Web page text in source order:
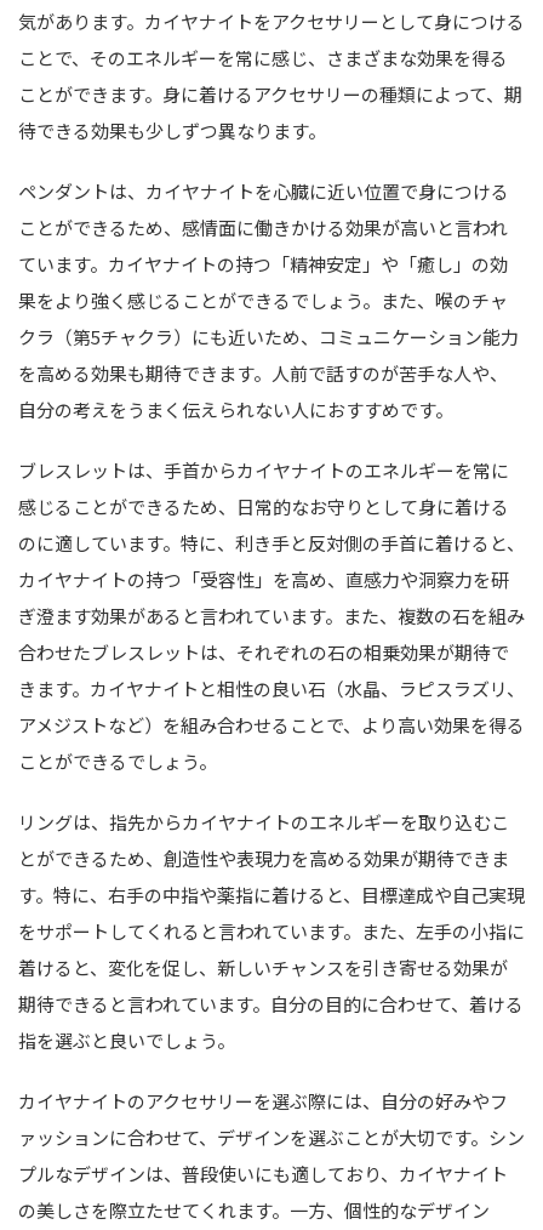
気があります。カイヤナイトをアクセサリーとして身につける
ことで、そのエネルギーを常に感じ、さまざまな効果を得る
ことができます。身に着けるアクセサリーの種類によって、期
待できる効果も少しずつ異なります。
ペンダントは、カイヤナイトを心臓に近い位置で身につける
ことができるため、感情面に働きかける効果が高いと言われ
ています。カイヤナイトの持つ「精神安定」や「癒し」の効
果をより強く感じることができるでしょう。また、喉のチャ
クラ（第5チャクラ）にも近いため、コミュニケーション能力
を高める効果も期待できます。人前で話すのが苦手な人や、
自分の考えをうまく伝えられない人におすすめです。
ブレスレットは、手首からカイヤナイトのエネルギーを常に
感じることができるため、日常的なお守りとして身に着ける
のに適しています。特に、利き手と反対側の手首に着けると、
カイヤナイトの持つ「受容性」を高め、直感力や洞察力を研
ぎ澄ます効果があると言われています。また、複数の石を組み
合わせたブレスレットは、それぞれの石の相乗効果が期待で
きます。カイヤナイトと相性の良い石（水晶、ラピスラズリ、
アメジストなど）を組み合わせることで、より高い効果を得る
ことができるでしょう。
リングは、指先からカイヤナイトのエネルギーを取り込むこ
とができるため、創造性や表現力を高める効果が期待できま
す。特に、右手の中指や薬指に着けると、目標達成や自己実現
をサポートしてくれると言われています。また、左手の小指に
着けると、変化を促し、新しいチャンスを引き寄せる効果が
期待できると言われています。自分の目的に合わせて、着ける
指を選ぶと良いでしょう。
カイヤナイトのアクセサリーを選ぶ際には、自分の好みやフ
ァッションに合わせて、デザインを選ぶことが大切です。シン
プルなデザインは、普段使いにも適しており、カイヤナイト
の美しさを際立たせてくれます。一方、個性的なデザイン